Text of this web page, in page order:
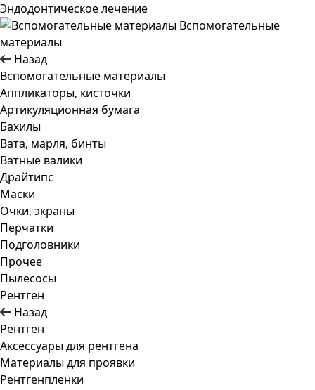
Эндодонтическое лечение
Вспомогательные
материалы
Назад
Вспомогательные материалы
Аппликаторы, кисточки
Артикуляционная бумага
Бахилы
Вата, марля, бинты
Ватные валики
Драйтипс
Маски
Очки, экраны
Перчатки
Подголовники
Прочее
Пылесосы
Рентген
Назад
Рентген
Аксессуары для рентгена
Материалы для проявки
Рентгенпленки